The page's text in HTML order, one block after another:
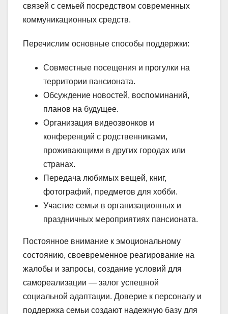
связей с семьей посредством современных
коммуникационных средств.
Перечислим основные способы поддержки:
Совместные посещения и прогулки на
территории пансионата.
Обсуждение новостей, воспоминаний,
планов на будущее.
Организация видеозвонков и
конференций с родственниками,
проживающими в других городах или
странах.
Передача любимых вещей, книг,
фотографий, предметов для хобби.
Участие семьи в организационных и
праздничных мероприятиях пансионата.
Постоянное внимание к эмоциональному
состоянию, своевременное реагирование на
жалобы и запросы, создание условий для
самореализации — залог успешной
социальной адаптации. Доверие к персоналу и
поддержка семьи создают надежную базу для